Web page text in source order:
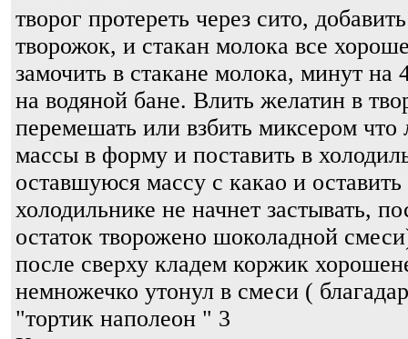
творог протереть через сито,
творожок, и стакан молока все
замочить в стакане молока, минут на
на водяной бане. Влить желатин в
перемешать или взбить миксером
массы в форму и поставить в
оставшуюся массу с какао и
холодильнике не начнет застывать,
остаток творожено шоколадной
после сверху кладем коржик
немножечко утонул в смеси (
"тортик наполеон " 3